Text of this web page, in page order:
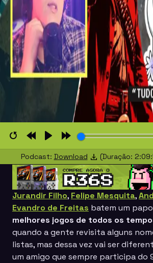
RestartRewind
10s
PlayForward
10s
Podcast: Download (Duração:
Jurandir Filho, Felipe Mesquita,
Evandro de Freitas batem um
melhores jogos de todos os
quando a gente revisita alguns
listas, mas dessa vez vai ser
um amigo que sempre participa do